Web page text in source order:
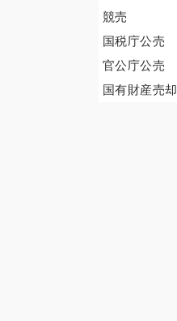
競売
国税庁公売
官公庁公売
国有財産売却